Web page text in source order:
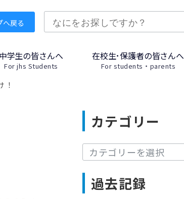
へ戻る
検
中学生の皆さんへ
For jhs Students
在校生･保護者の皆さんへ
For students・parents
カテゴリー
カ
テ
リ 過去記録